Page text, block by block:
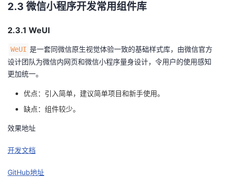
2.3 微信小程序开发常用组件库
2.3.1 WeUI
WeUI 是一套同微信原生视觉体验一致的基础样式库，由微信官方
设计团队为微信内网页和微信小程序量身设计，令用户的使用感知
更加统一。
优点：引入简单，建议简单项目和新手使用。
缺点：组件较少。
效果地址
开发文档
GitHub地址